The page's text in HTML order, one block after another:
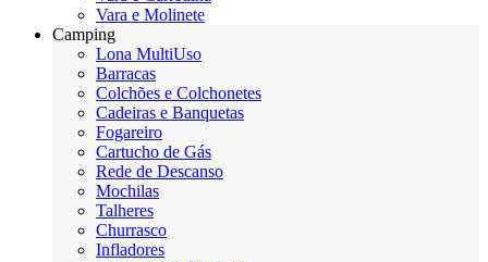
Vara e Molinete
Camping
Lona MultiUso
Barracas
Colchões e Colchonetes
Cadeiras e Banquetas
Fogareiro
Cartucho de Gás
Rede de Descanso
Mochilas
Talheres
Churrasco
Infladores